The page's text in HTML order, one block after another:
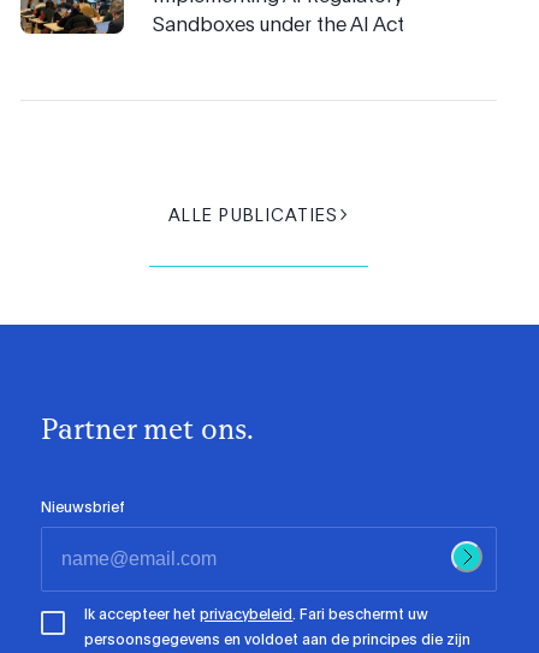
Sandboxes under the AI Act
ALLE PUBLICATIES
Partner met ons.
Nieuwsbrief
Ik accepteer hetprivacybeleid. Fari beschermt uw
persoonsgegevens en voldoet aan de principes die zijn